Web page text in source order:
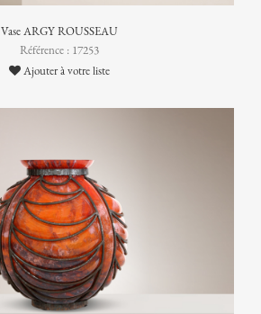
Vase ARGY ROUSSEAU
Référence : 17253
Ajouter à votre liste